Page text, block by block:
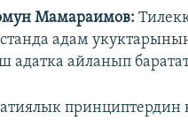
Мамараимов:
адам
адатка айланып
принциптердин